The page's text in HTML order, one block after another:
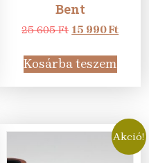
Bent
25 605Ft Original
was:
25
605 Ft.
15 990Ft
990
Kosárba teszem
Akció!